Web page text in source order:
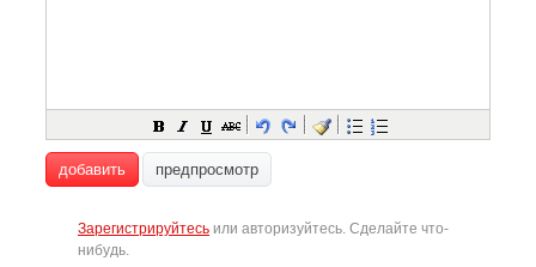
добавить предпросмотр
Зарегистрируйтесь или авторизуйтесь. Сделайте что-
нибудь.